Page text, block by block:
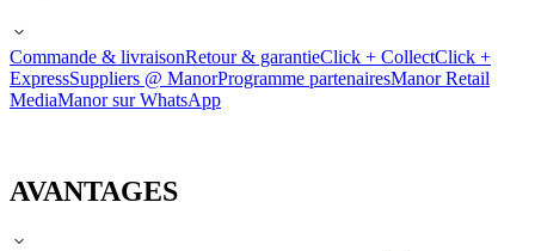
Commande & livraisonRetour & garantieClick + CollectClick +
ExpressSuppliers @ ManorProgramme partenairesManor Retail
MediaManor sur WhatsApp
AVANTAGES